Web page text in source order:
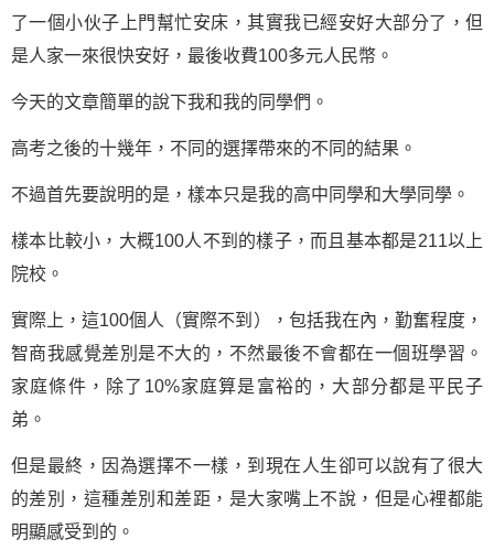
了一個小伙子上門幫忙安床，其實我已經安好大部分了，但
是人家一來很快安好，最後收費100多元人民幣。
今天的文章簡單的說下我和我的同學們。
高考之後的十幾年，不同的選擇帶來的不同的結果。
不過首先要說明的是，樣本只是我的高中同學和大學同學。
樣本比較小，大概100人不到的樣子，而且基本都是211以上
院校。
實際上，這100個人（實際不到），包括我在內，勤奮程度，
智商我感覺差別是不大的，不然最後不會都在一個班學習。
家庭條件，除了10%家庭算是富裕的，大部分都是平民子
弟。
但是最終，因為選擇不一樣，到現在人生卻可以說有了很大
的差別，這種差別和差距，是大家嘴上不說，但是心裡都能
明顯感受到的。